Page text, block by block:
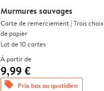
Murmures sauvages
Carte de remerciement | Trois choix
de papier
Lot de 10 cartes
À partir de
9,99 €
offers Prix bas au quotidien